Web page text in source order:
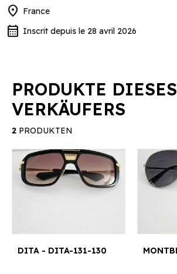
location_on France
calendar_month Inscrit depuis le 28 avril 2026
PRODUKTE DIESES
VERKÄUFERS
2 PRODUKTEN
DITA - DITA-131-130